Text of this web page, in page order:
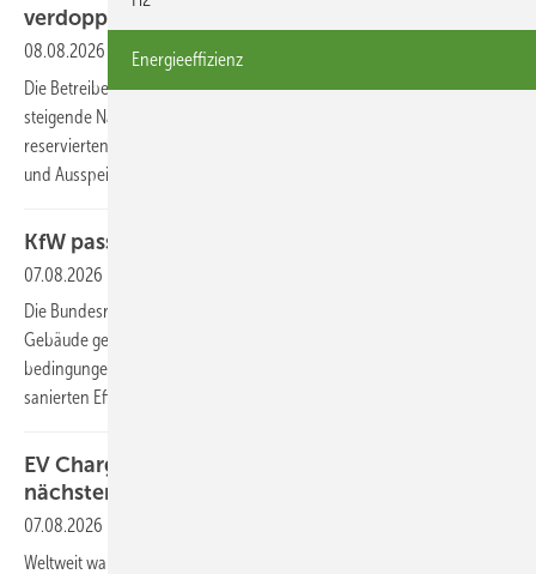
verdoppelt
08.08.2026
Die Betreiber des Wasserstoff-Kernnetzes verzeichnen eine deutlich
steigende Nachfrage nach Transportkapazitäten. Bis zum 23. Juli 2026
reservierten Marktteilnehmer zahlungspflichtig knapp 6 GW an Ein-
und Ausspeise-Kapazitäten. Das ist eine Verdopplung gegenüber Mai.
KfW passt Förderkredit für Effizienzhaus an
07.08.2026
Die Bundesregierung hat die die Bundes­förderung für effiziente
Gebäude geändert. Dementsprechend hat die KfW die Förder­
bedingungen für die Sanierung und den Kauf eines frisch
sanierten Effizienzhauses‍‌ zum 21. Juli 2026 angepasst.
EV Charging Index: Ladeinfrastruktur wird zum
nächsten Engpass
07.08.2026
Weltweit war 2025 jedes vierte neu verkaufte Fahrzeug ein Elektroauto.
Energieeffizienz